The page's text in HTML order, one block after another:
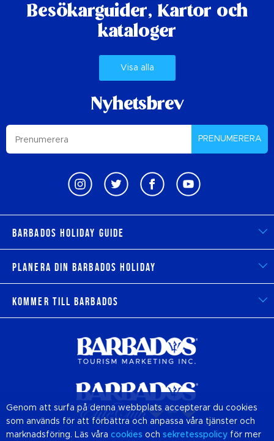
Besökarguider, Kartor och
kataloger
Visa alla
Nyhetsbrev
PRENUMERERA
Barbados Holiday Guide
Planera din Barbados Holiday
Kommer till Barbados
Genom att surfa på denna webbplats accepterar du cookies
som används för att förbättra och anpassa våra tjänster och
marknadsföring. Läs våra cookies och sekretesspolicy för mer